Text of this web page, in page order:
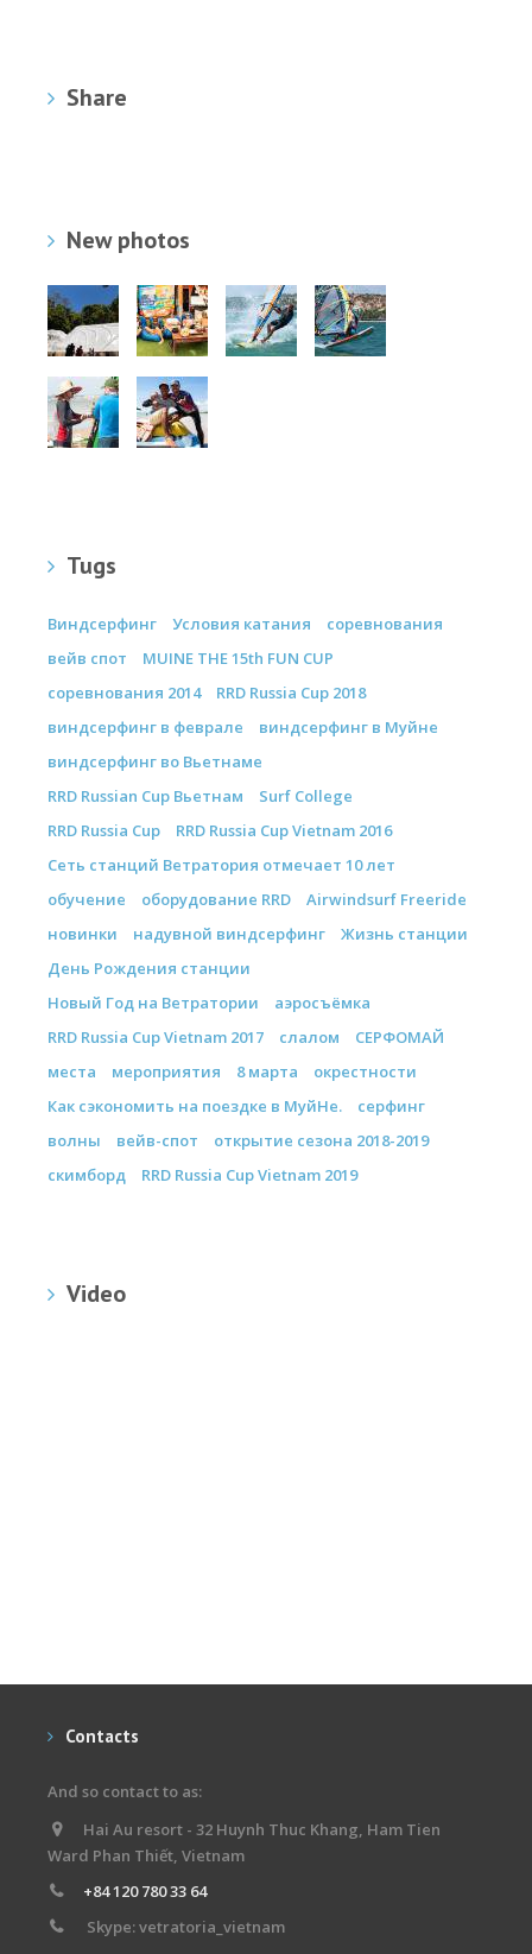
Share
New photos
Tugs
Виндсерфинг Условия катания
соревнования
вейв спот
MUINE THE 15th FUN CUP
соревнования 2014
RRD Russia Cup 2018
виндсерфинг в феврале
виндсерфинг в Муйне
виндсерфинг во Вьетнаме
RRD Russian Cup Вьетнам
Surf College
RRD Russia Cup
RRD Russia Cup Vietnam 2016
Сеть станций Ветратория отмечает 10 лет
обучение
оборудование RRD
Airwindsurf Freeride
новинки
надувной виндсерфинг
Жизнь станции
День Рождения станции
Новый Год на Ветратории
аэросъёмка
RRD Russia Cup Vietnam 2017
слалом
СЕРФОМАЙ
места
мероприятия 8 марта
окрестности
Как сэкономить на поездке в МуйНе.
серфинг
волны
вейв-спот
открытие сезона 2018-2019
скимборд
RRD Russia Cup Vietnam 2019
Video
Contacts
And so contact to as:
Hai Au resort - 32 Huynh Thuc Khang, Ham Tien
Ward Phan Thiết, Vietnam
+84 120 780 33 64
Skype: vetratoria_vietnam